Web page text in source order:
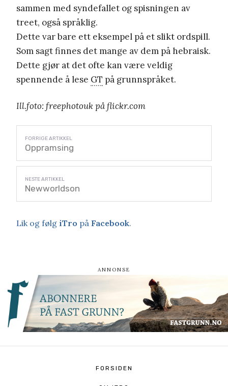
sammen med syndefallet og spisningen av
treet, også språklig.
Dette var bare ett eksempel på et slikt ordspill.
Som sagt finnes det mange av dem på hebraisk.
Dette gjør at det ofte kan være veldig
spennende å lese GT på grunnspråket.
Ill.foto: freephotouk på flickr.com
Oppramsing
Newworldson
Lik og følg iTro på Facebook.
FORSIDEN